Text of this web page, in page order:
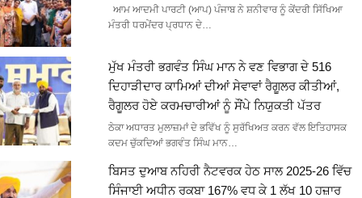
ਆਮ ਆਦਮੀ ਪਾਰਟੀ (ਆਪ) ਪੰਜਾਬ ਨੇ ਸ਼ਨੀਵਾਰ ਨੂੰ ਕੇਂਦਰੀ ਸਿੱਖਿਆ
ਮੰਤਰੀ ਧਰਮੇਂਦਰ ਪ੍ਰਧਾਨ ਦੇ…
ਮੁੱਖ ਮੰਤਰੀ ਭਗਵੰਤ ਸਿੰਘ ਮਾਨ ਨੇ ਵਣ ਵਿਭਾਗ ਦੇ 516
ਦਿਹਾੜੀਦਾਰ ਕਾਮਿਆਂ ਦੀਆਂ ਸੇਵਾਵਾਂ ਰੈਗੂਲਰ ਕੀਤੀਆਂ,
ਰੈਗੂਲਰ ਹੋਏ ਕਰਮਚਾਰੀਆਂ ਨੂੰ ਸੌਂਪੇ ਨਿਯੁਕਤੀ ਪੱਤਰ
ਠੇਕਾ ਅਧਾਰਤ ਮੁਲਾਜ਼ਮਾਂ ਦੇ ਭਵਿੱਖ ਨੂੰ ਸੁਰੱਖਿਅਤ ਕਰਨ ਵੱਲ ਇਤਿਹਾਸਕ
ਕਦਮ ਚੁੱਕਦਿਆਂ ਭਗਵੰਤ ਸਿੰਘ ਮਾਨ…
ਬਿਸਤ ਦੁਆਬ ਨਹਿਰੀ ਨੈਟਵਰਕ ਹੇਠ ਸਾਲ 2025-26 ਵਿੱਚ
ਸਿੰਜਾਈ ਅਧੀਨ ਰਕਬਾ 167% ਵਧ ਕੇ 1 ਲੱਖ 10 ਹਜ਼ਾਰ